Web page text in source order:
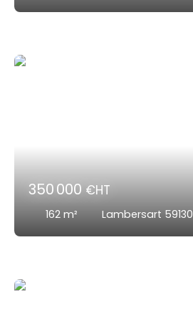
350 000 €HT
162 m² Lambersart 59130